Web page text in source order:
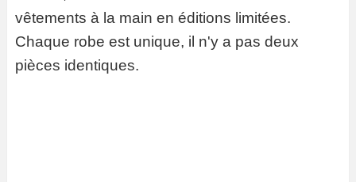
vêtements à la main en éditions limitées.
Chaque robe est unique, il n'y a pas deux
pièces identiques.